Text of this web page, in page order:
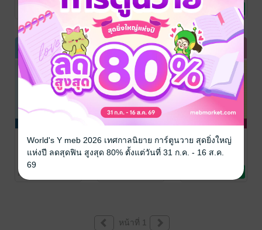
/ สำนักพิมพ์ ฟิสิกส์
เซ็นเตอร์
การศึกษา/ตำรา
/ สำนักพิมพ์ ฟิสิกส์
เซ็นเตอร์
การศึกษา/ตำรา
เรียน
No Rating
/ สำนักพิมพ์ ฟิสิกส์
การศึกษา/ตำรา
1 Rating
GUIDE 3
(หลักสูตรปี 51)
ศิริรัตน์ กมลวานนท์
/ สำนักพิมพ์ ฟิสิกส์
เซ็นเตอร์
การศึกษา/ตำรา
เรียน
No Rating
GUIDE 2
(หลักสูตรปี 51)
ศิริรัตน์ กมลวานนท์
เซ็นเตอร์
เรียน
ENGLISH
GUIDE 1
(หลักสูตรปี 51)
ศิริรัตน์ กมลวานนท์
เซ็นเตอร์
เรียน
หน้าที่ 1
World's Y meb 2026 เทศกาลนิยาย การ์ตูนวาย สุดยิ่งใหญ่
แห่งปี ลดสุดฟิน สูงสุด 80% ตั้งแต่วันที่ 31 ก.ค. - 16 ส.ค.
69